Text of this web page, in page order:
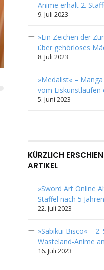
Anime erhält 2.
9. Juli 2023
»Ein Zeichen der
über gehörloses
8. Juli 2023
»Medalist« –
vom Eiskunstlaufen
5. Juni 2023
KÜRZLICH
ARTIKEL
»Sword Art Online
Staffel nach 5
22. Juli 2023
»Sabikui Bisco« – 2.
Wasteland-Anime
16. Juli 2023